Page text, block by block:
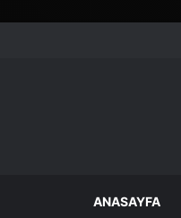
ANASAYFA